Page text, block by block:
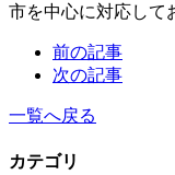
市を中心に対応して
前の記事
次の記事
一覧へ戻る
カテゴリ